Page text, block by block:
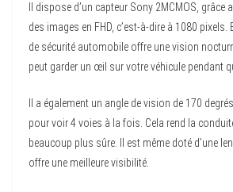
Il dispose d’un capteur Sony 2MCMOS, grâce
des images en FHD, c’est-à-dire à 1080 pixels.
de sécurité automobile offre une vision
peut garder un œil sur votre véhicule pendant
Il a également un angle de vision de 170
pour voir 4 voies à la fois. Cela rend la
beaucoup plus sûre. Il est même doté d’une
offre une meilleure visibilité.